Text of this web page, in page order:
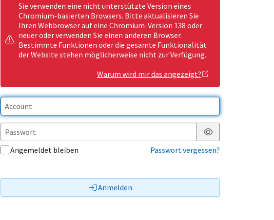
Sie verwenden eine nicht unterstützte Version eines
Chromium-basierten Browsers. Bitte aktualisieren Sie
Ihren Webbrowser auf eine Chromium-Version 138 oder
neuer oder verwenden Sie einen anderen Browser.
Bestimmte Funktionen oder die gesamte Funktionalität
der Website stehen möglicherweise nicht zur Verfügung.
Warum wird mir das angezeigt?
Passwort anzeigen
Angemeldet bleiben
Passwort vergessen?
Anmelden